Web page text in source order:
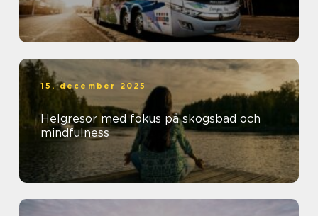
15. december 2025
Helgresor med fokus på skogsbad och
mindfulness